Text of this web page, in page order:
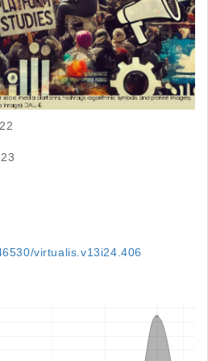
virtualis.v13i24.406